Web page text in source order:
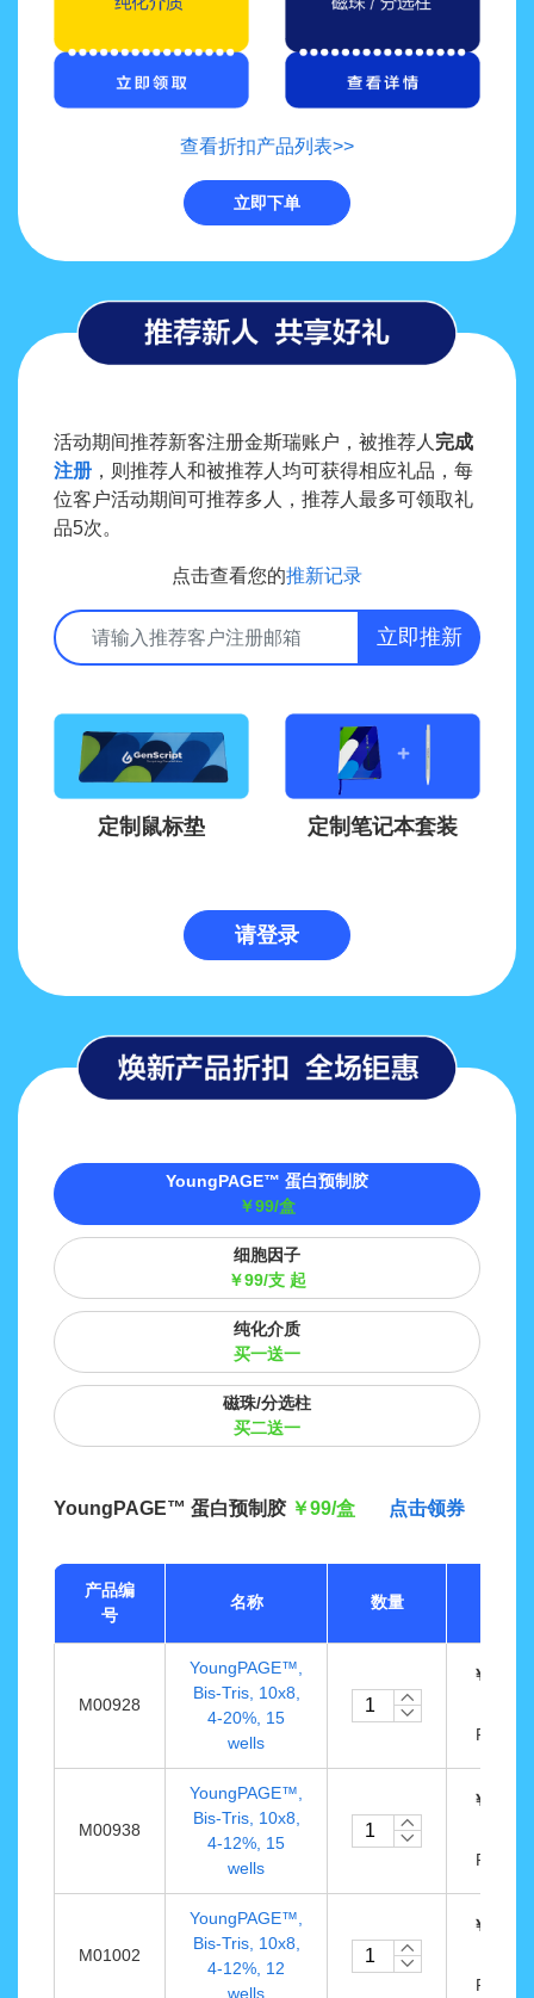
查看折扣产品列表>>
立即下单
活动期间推荐新客注册金斯瑞账户，被推荐人 完成
注册 ，则推荐人和被推荐人均可获得相应礼品，每
位客户活动期间可推荐多人，推荐人最多可领取礼
品5次。
点击查看您的推新记录
立即推新
定制鼠标垫 定制笔记本套装
请登录
YoungPAGE™ 蛋白预制胶
￥99/盒
细胞因子
￥99/支 起
纯化介质
买一送一
磁珠/分选柱
买二送一
YoungPAGE™ 蛋白预制胶 ￥99/盒 点击领券
产品编
号
名称 数量
M00928
YoungPAGE™,
Bis-Tris, 10x8,
4-20%, 15
wells
￥
PK/
M00938
YoungPAGE™,
Bis-Tris, 10x8,
4-12%, 15
wells
￥
PK/
M01002
YoungPAGE™,
Bis-Tris, 10x8,
4-12%, 12
wells
￥
PK/